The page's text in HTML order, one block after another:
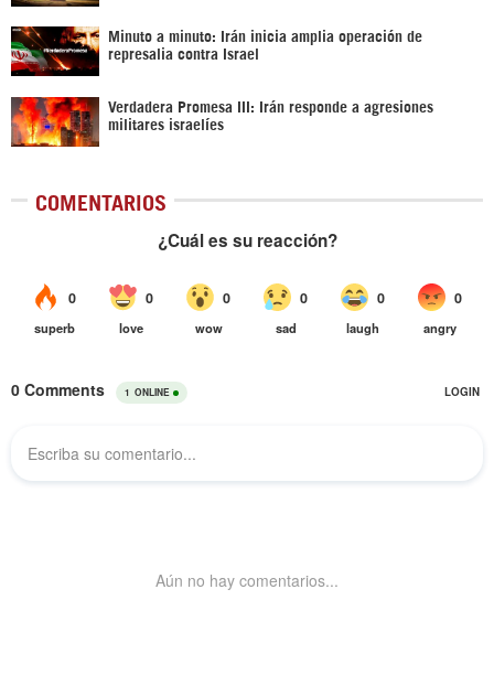
Minuto a minuto: Irán inicia amplia operación de
represalia contra Israel
Verdadera Promesa III: Irán responde a agresiones
militares israelíes
COMENTARIOS